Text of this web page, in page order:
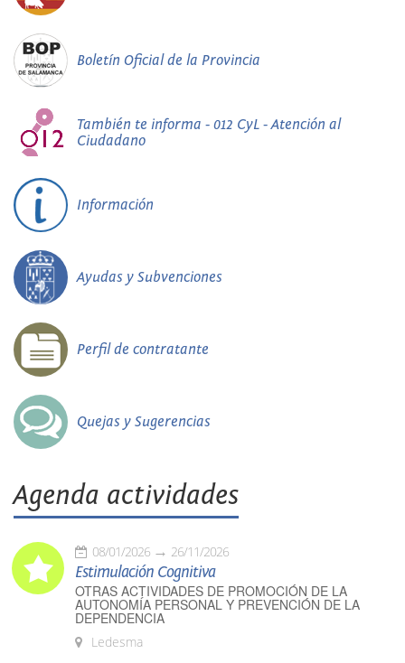
Boletín Oficial de la Provincia
También te informa - 012 CyL - Atención al
Ciudadano
Información
Ayudas y Subvenciones
Perfil de contratante
Quejas y Sugerencias
Agenda actividades
08/01/2026 26/11/2026
Estimulación Cognitiva
OTRAS ACTIVIDADES DE PROMOCIÓN DE LA
AUTONOMÍA PERSONAL Y PREVENCIÓN DE LA
DEPENDENCIA
Ledesma